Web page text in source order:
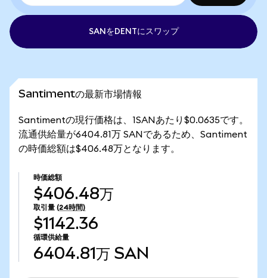
SANをDENTにスワップ
Santimentの最新市場情報
Santimentの現行価格は、1SANあたり$0.0635です。
流通供給量が6404.81万 SANであるため、Santiment
の時価総額は$406.48万となります。
時価総額
$406.48万
取引量 (24時間)
$1142.36
循環供給量
6404.81万 SAN